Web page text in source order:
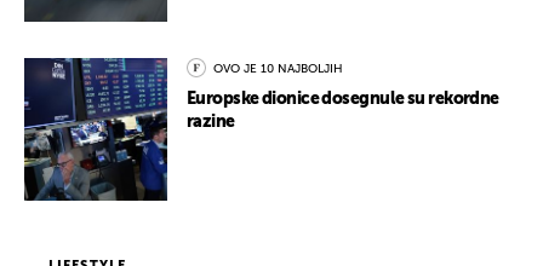
OVO JE 10 NAJBOLJIH
Europske dionice dosegnule su rekordne
razine